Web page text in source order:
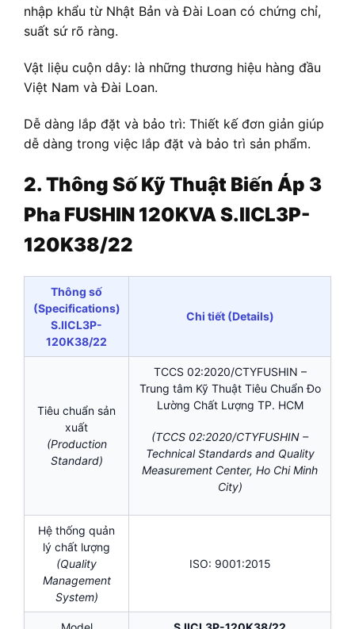
nhập khẩu từ Nhật Bản và Đài Loan có chứng chỉ,
suất sứ rõ ràng.
Vật liệu cuộn dây: là những thương hiệu hàng đầu
Việt Nam và Đài Loan.
Dễ dàng lắp đặt và bảo trì: Thiết kế đơn giản giúp
dễ dàng trong việc lắp đặt và bảo trì sản phẩm.
2. Thông Số Kỹ Thuật Biến Áp 3
Pha FUSHIN 120KVA S.IICL3P-
120K38/22
Thông số
(Specifications)
S.IICL3P-
120K38/22
Chi tiết (Details)
Tiêu chuẩn sản
xuất
(Production
Standard)
TCCS 02:2020/CTYFUSHIN –
Trung tâm Kỹ Thuật Tiêu Chuẩn Đo
Lường Chất Lượng TP. HCM
(TCCS 02:2020/CTYFUSHIN –
Technical Standards and Quality
Measurement Center, Ho Chi Minh
City)
Hệ thống quản
lý chất lượng
(Quality
Management
System)
ISO: 9001:2015